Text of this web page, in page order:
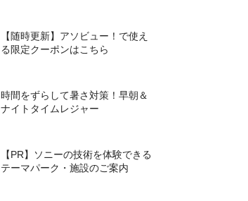
【随時更新】アソビュー！で使え
る限定クーポンはこちら
時間をずらして暑さ対策！早朝＆
ナイトタイムレジャー
【PR】ソニーの技術を体験できる
テーマパーク・施設のご案内